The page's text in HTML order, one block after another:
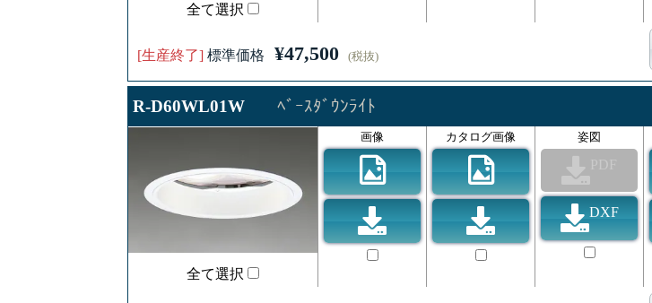
全て選択
[生産終了] 標準価格 ¥47,500 (税抜)
R-D60WL01W ﾍﾞｰｽﾀﾞｳﾝﾗｲﾄ
全て選択
画像 カタログ画像 姿図
PDF
DXF